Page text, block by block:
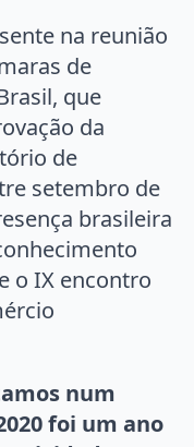
na reunião
de
que
da
de
setembro de
brasileira
o IX encontro
num
foi um ano